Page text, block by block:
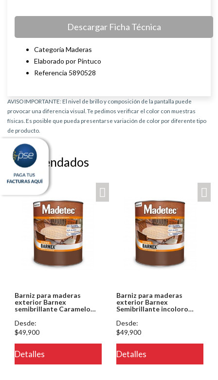
Descargar Ficha Técnica
Categoría Maderas
Elaborado por Pintuco
Referencia 5890528
AVISO IMPORTANTE: El nivel de brillo y composición de la pantalla puede
provocar una diferencia visual. Te pedimos verificar el color con muestras
físicas. Es posible que pueda presentarse variación de color por diferente tipo
de producto.
Recomendados
Barniz para maderas
exterior Barnex
semibrillante Caramelo
Desde:
$49,900
Detalles
Barniz para maderas
exterior Barnex
Semibrillante incoloro
Desde:
$49,900
Detalles